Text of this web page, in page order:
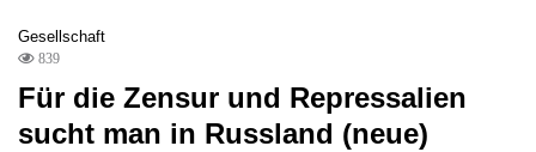
Gesellschaft
839
Für die Zensur und Repressalien
sucht man in Russland (neue)